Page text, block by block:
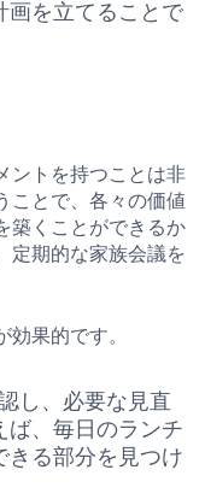
画を立てることで
ントを持つことは非
ことで、各々の価値
築くことができるか
定期的な家族会議を
果的です。
し、必要な見直
ば、毎日のランチ
きる部分を見つけ